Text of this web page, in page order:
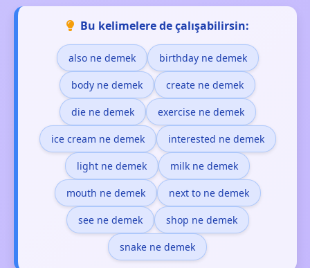
Bu kelimelere de çalışabilirsin:
also ne demek birthday ne demek
body ne demek create ne demek
die ne demek exercise ne demek
ice cream ne demek interested ne demek
light ne demek milk ne demek
mouth ne demek next to ne demek
see ne demek shop ne demek
snake ne demek